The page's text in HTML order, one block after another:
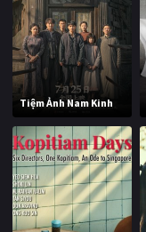
Tiệm Ảnh Nam Kinh